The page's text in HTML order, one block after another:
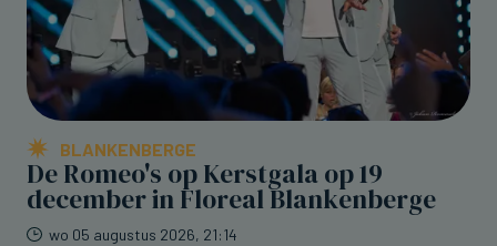
BLANKENBERGE
De Romeo's op Kerstgala op 19
december in Floreal Blankenberge
wo 05 augustus 2026, 21:14